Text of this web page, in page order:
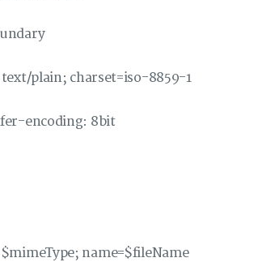
plain; charset=iso-8859-1
encoding: 8bit
name=$fileName